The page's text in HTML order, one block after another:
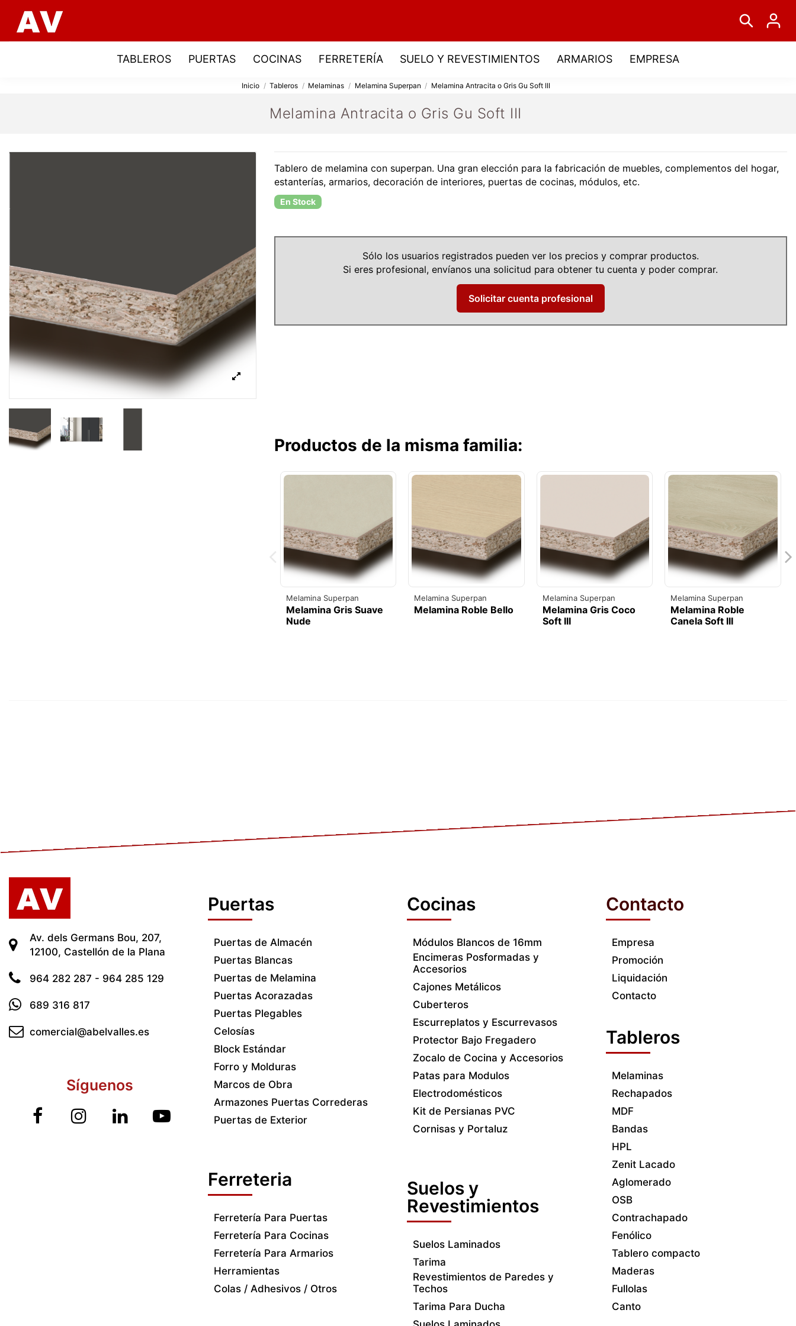
TABLEROS PUERTAS COCINAS FERRETERÍA SUELO Y REVESTIMIENTOS ARMARIOS EMPRESA
Inicio Tableros Melaminas Melamina Superpan Melamina Antracita o Gris Gu Soft III
Melamina Antracita o Gris Gu Soft III
Tablero de melamina con superpan. Una gran elección para la fabricación de muebles, complementos del hogar,
estanterías, armarios, decoración de interiores, puertas de cocinas, módulos, etc.
En Stock
Sólo los usuarios registrados pueden ver los precios y comprar productos.
Si eres profesional, envíanos una solicitud para obtener tu cuenta y poder comprar.
Solicitar cuenta profesional
Productos de la misma familia:
Melamina Superpan
Melamina Gris Suave
Nude
Melamina Superpan
Melamina Roble Bello
Melamina Superpan
Melamina Gris Coco
Soft III
Melamina Superpan
Melamina Roble
Canela Soft III
Av. dels Germans Bou, 207,
12100, Castellón de la Plana
964 282 287 - 964 285 129
689 316 817
comercial@abelvalles.es
Síguenos
Puertas
Puertas de Almacén
Puertas Blancas
Puertas de Melamina
Puertas Acorazadas
Puertas Plegables
Celosías
Block Estándar
Forro y Molduras
Marcos de Obra
Armazones Puertas Correderas
Puertas de Exterior
Ferreteria
Ferretería Para Puertas
Ferretería Para Cocinas
Ferretería Para Armarios
Herramientas
Colas / Adhesivos / Otros
Cocinas
Módulos Blancos de 16mm
Encimeras Posformadas y
Accesorios
Cajones Metálicos
Cuberteros
Escurreplatos y Escurrevasos
Protector Bajo Fregadero
Zocalo de Cocina y Accesorios
Patas para Modulos
Electrodomésticos
Kit de Persianas PVC
Cornisas y Portaluz
Suelos y
Revestimientos
Suelos Laminados
Tarima
Revestimientos de Paredes y
Techos
Tarima Para Ducha
Contacto
Empresa
Promoción
Liquidación
Contacto
Tableros
Melaminas
Rechapados
MDF
Bandas
HPL
Zenit Lacado
Aglomerado
OSB
Contrachapado
Fenólico
Tablero compacto
Maderas
Fullolas
Canto